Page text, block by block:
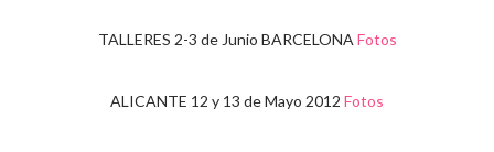
TALLERES 2-3 de Junio BARCELONA Fotos
ALICANTE 12 y 13 de Mayo 2012 Fotos